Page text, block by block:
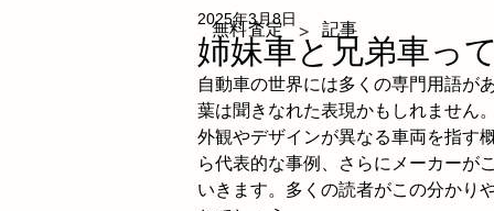
姉妹車と兄弟車っ
2025年3月8日
自動車の世界には多くの専門用語が
葉は聞きなれた表現かもしれません
外観やデザインが異なる車両を指す
ら代表的な事例、さらにメーカーが
いきます。多くの読者がこの分かり
無料査定 > 記事